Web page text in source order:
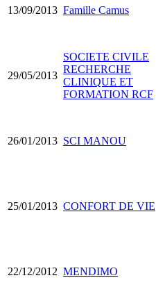
13/09/2013 Famille Camus
29/05/2013
SOCIETE CIVILE
RECHERCHE
CLINIQUE ET
FORMATION RCF
26/01/2013 SCI MANOU
25/01/2013 CONFORT DE VIE
22/12/2012 MENDIMO